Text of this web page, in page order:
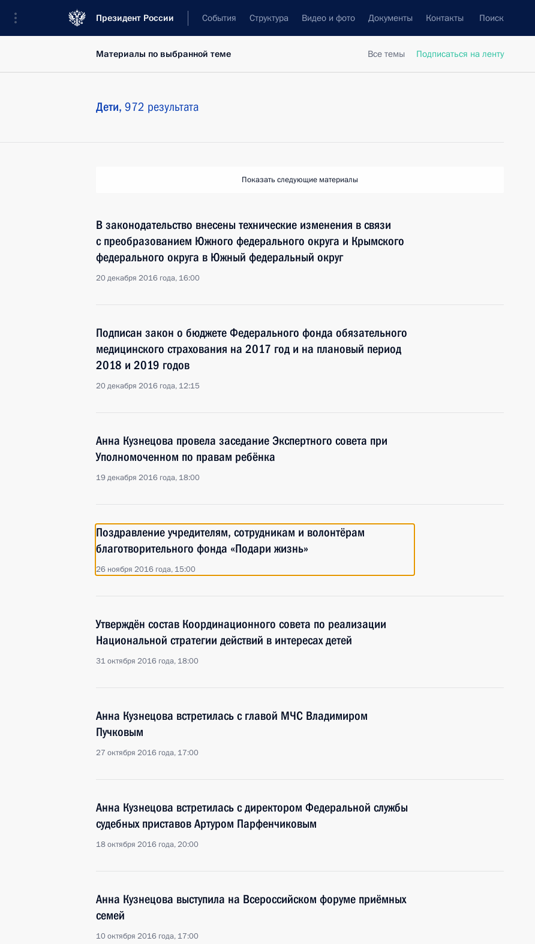
Президент России События Структура Видео и фото Документы Контакты Поиск
Все темы Подписаться на ленту
Материалы по выбранной теме
Дети, 972 результата
Показать следующие материалы
В законодательство внесены технические изменения в связи
с преобразованием Южного федерального округа и Крымского
федерального округа в Южный федеральный округ
20 декабря 2016 года, 16:00
Подписан закон о бюджете Федерального фонда обязательного
медицинского страхования на 2017 год и на плановый период
2018 и 2019 годов
20 декабря 2016 года, 12:15
Анна Кузнецова провела заседание Экспертного совета при
Уполномоченном по правам ребёнка
19 декабря 2016 года, 18:00
Поздравление учредителям, сотрудникам и волонтёрам
благотворительного фонда «Подари жизнь»
26 ноября 2016 года, 15:00
Утверждён состав Координационного совета по реализации
Национальной стратегии действий в интересах детей
31 октября 2016 года, 18:00
Анна Кузнецова встретилась с главой МЧС Владимиром
Пучковым
27 октября 2016 года, 17:00
Анна Кузнецова встретилась с директором Федеральной службы
судебных приставов Артуром Парфенчиковым
18 октября 2016 года, 20:00
Анна Кузнецова выступила на Всероссийском форуме приёмных
семей
10 октября 2016 года, 17:00